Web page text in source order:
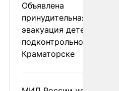
Объявлена
принудительная
эвакуация детей в
подконтрольном Киеву
Краматорске